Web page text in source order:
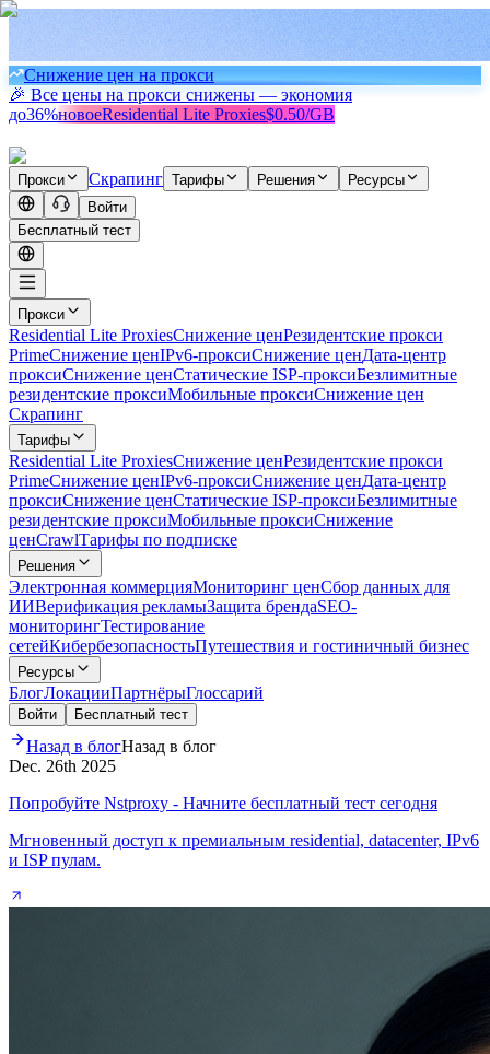
Снижение цен на прокси
🎉 Все цены на прокси снижены — экономия
до36%новоеResidential Lite Proxies$0.50/GB
Прокси Скрапинг Тарифы Решения
Ресурсы
Войти
Бесплатный тест
Прокси
Residential Lite ProxiesСнижение ценРезидентские прокси
PrimeСнижение ценIPv6-проксиСнижение ценДата-центр
проксиСнижение ценСтатические ISP-проксиБезлимитные
резидентские проксиМобильные проксиСнижение цен
Скрапинг
Тарифы
Residential Lite ProxiesСнижение ценРезидентские прокси
PrimeСнижение ценIPv6-проксиСнижение ценДата-центр
проксиСнижение ценСтатические ISP-проксиБезлимитные
резидентские проксиМобильные проксиСнижение
ценCrawlТарифы по подписке
Решения
Электронная коммерцияМониторинг ценСбор данных для
ИИВерификация рекламыЗащита брендаSEO-
мониторингТестирование
сетейКибербезопасностьПутешествия и гостиничный бизнес
Ресурсы
БлогЛокацииПартнёрыГлоссарий
Войти Бесплатный тест
Назад в блогНазад в блог
Dec. 26th 2025
Попробуйте Nstproxy - Начните бесплатный тест сегодня
Мгновенный доступ к премиальным residential, datacenter, IPv6
и ISP пулам.